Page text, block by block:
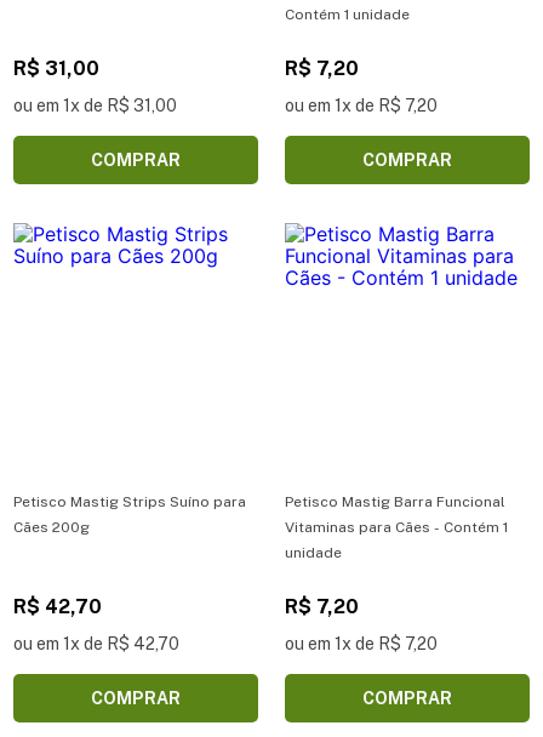
R$ 31,00
ou em 1x de R$ 31,00
COMPRAR
Contém 1 unidade
R$ 7,20
ou em 1x de R$ 7,20
COMPRAR
Petisco Mastig Strips Suíno para
Cães 200g
R$ 42,70
ou em 1x de R$ 42,70
COMPRAR
Petisco Mastig Barra Funcional
Vitaminas para Cães - Contém 1
unidade
R$ 7,20
ou em 1x de R$ 7,20
COMPRAR